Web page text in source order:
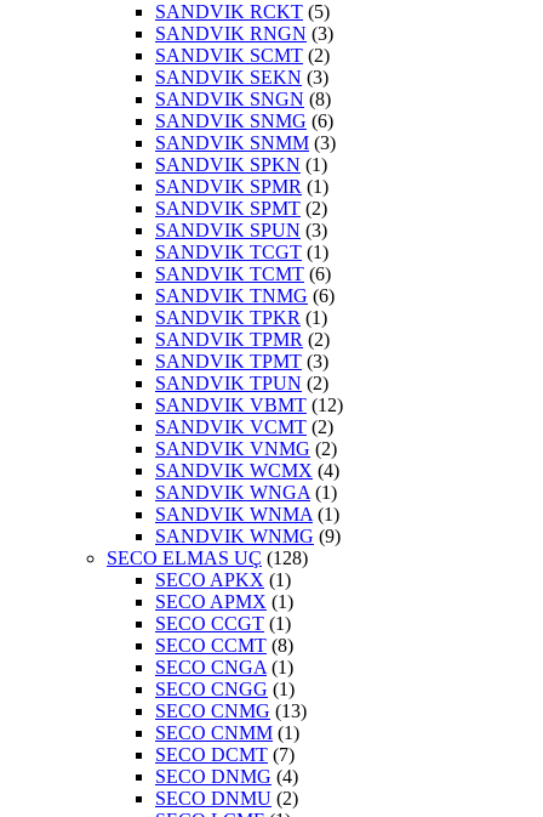
SANDVIK RCKT (5)
SANDVIK RNGN (3)
SANDVIK SCMT (2)
SANDVIK SEKN (3)
SANDVIK SNGN (8)
SANDVIK SNMG (6)
SANDVIK SNMM (3)
SANDVIK SPKN (1)
SANDVIK SPMR (1)
SANDVIK SPMT (2)
SANDVIK SPUN (3)
SANDVIK TCGT (1)
SANDVIK TCMT (6)
SANDVIK TNMG (6)
SANDVIK TPKR (1)
SANDVIK TPMR (2)
SANDVIK TPMT (3)
SANDVIK TPUN (2)
SANDVIK VBMT (12)
SANDVIK VCMT (2)
SANDVIK VNMG (2)
SANDVIK WCMX (4)
SANDVIK WNGA (1)
SANDVIK WNMA (1)
SANDVIK WNMG (9)
SECO ELMAS UÇ (128)
SECO APKX (1)
SECO APMX (1)
SECO CCGT (1)
SECO CCMT (8)
SECO CNGA (1)
SECO CNGG (1)
SECO CNMG (13)
SECO CNMM (1)
SECO DCMT (7)
SECO DNMG (4)
SECO DNMU (2)